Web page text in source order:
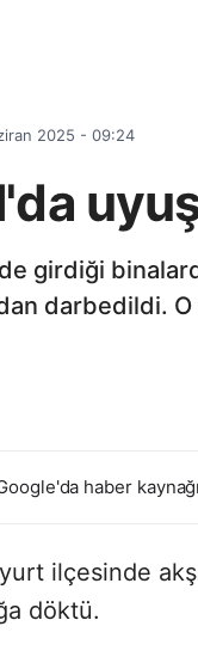
2025 - 09:24
girdiği
darbedildi.
haber
ilçesinde
döktü.